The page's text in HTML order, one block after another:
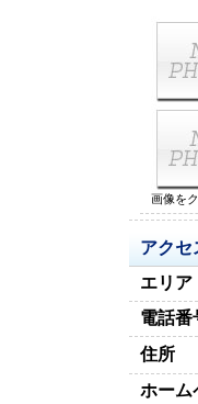
画像を
アクセ
エリア
電話番
住所
ホーム